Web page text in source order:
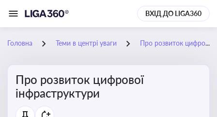
ВХІД ДО LIGA360
Головна Теми в центрі уваги Про розвиток цифрової інфраструктури
Про розвиток цифрової
інфраструктури